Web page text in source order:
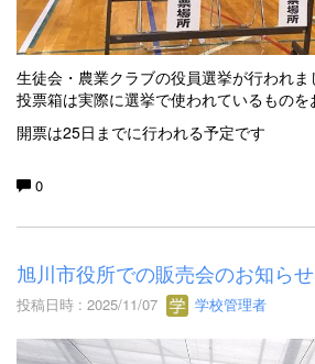
生徒会・農業クラブの役員選挙が行われま
投票箱は実際に選挙で使われているものを
開票は25日までに行われる予定です
0
旭川市役所での販売会のお知らせ
投稿日時 : 2025/11/07 学校管理者